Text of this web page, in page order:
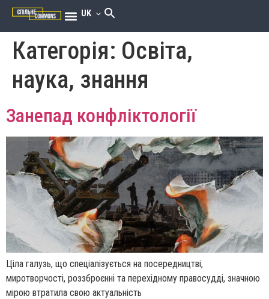
UK
Категорія: Освіта,
наука, знання
Занепад конфліктології
Ціла галузь, що спеціалізується на посередництві,
миротворчості, роззброєнні та перехідному правосудді, значною
мірою втратила свою актуальність